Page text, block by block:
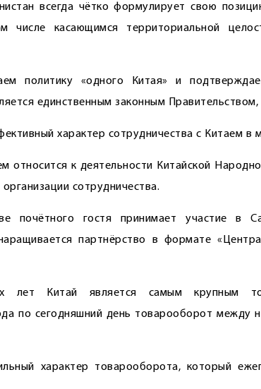
всегда чётко формулирует свою
числе касающимся территориальной
политику «одного Китая» и
единственным законным
характер сотрудничества с Китаем в
относится к деятельности Китайской
сотрудничества.
почётного гостя принимает участие в
партнёрство в формате
лет Китай является самым крупным
по сегодняшний день товарооборот между
характер товарооборота, который